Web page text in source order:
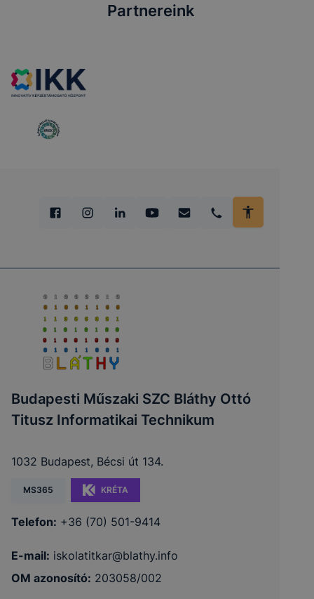
Partnereink
Budapesti Műszaki SZC Bláthy Ottó
Titusz Informatikai Technikum
1032 Budapest, Bécsi út 134.
MS365 KRÉTA
Telefon: +36 (70) 501-9414
E-mail: iskolatitkar@blathy.info
OM azonosító: 203058/002